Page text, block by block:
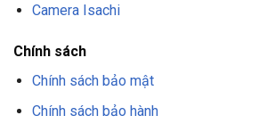
Camera Isachi
Chính sách
Chính sách bảo mật
Chính sách bảo hành